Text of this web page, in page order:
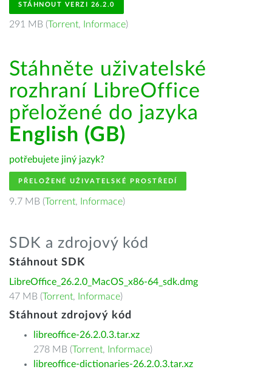
STÁHNOUT VERZI 26.2.0
291 MB (Torrent, Informace)
Stáhněte uživatelské
rozhraní LibreOffice
přeložené do jazyka
English (GB)
potřebujete jiný jazyk?
PŘELOŽENÉ UŽIVATELSKÉ PROSTŘEDÍ
9.7 MB (Torrent, Informace)
SDK a zdrojový kód
Stáhnout SDK
LibreOffice_26.2.0_MacOS_x86-64_sdk.dmg
47 MB (Torrent, Informace)
Stáhnout zdrojový kód
libreoffice-26.2.0.3.tar.xz
278 MB (Torrent, Informace)
libreoffice-dictionaries-26.2.0.3.tar.xz